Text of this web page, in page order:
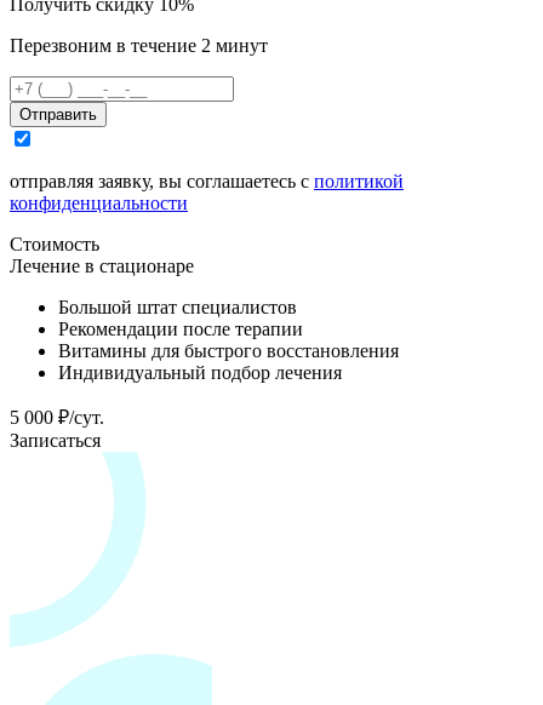
Перезвоним в течение 2 минут
Отправить
отправляя заявку, вы соглашаетесь с политикой
конфиденциальности
Стоимость
Лечение в стационаре
Большой штат специалистов
Рекомендации после терапии
Витамины для быстрого восстановления
Индивидуальный подбор лечения
5 000 ₽/сут.
Записаться